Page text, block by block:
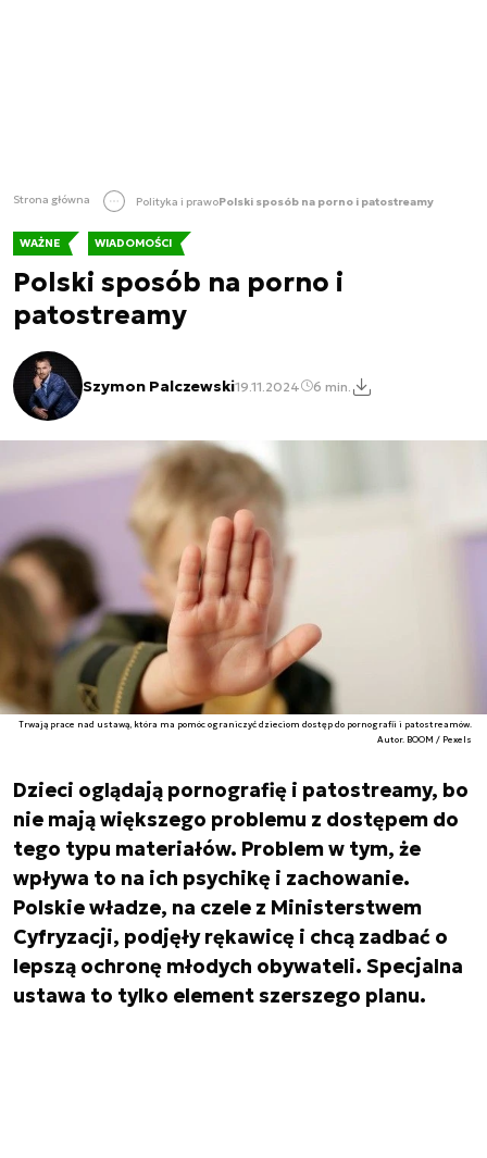
Strona główna Polityka i prawoPolski sposób na porno i patostreamy
WAŻNE WIADOMOŚCI
Polski sposób na porno i
patostreamy
Szymon Palczewski19.11.2024 6 min.
Trwają prace nad ustawą, która ma pomóc ograniczyć dzieciom dostęp do pornografii i patostreamów.
Autor. BOOM / Pexels
Dzieci oglądają pornografię i patostreamy, bo
nie mają większego problemu z dostępem do
tego typu materiałów. Problem w tym, że
wpływa to na ich psychikę i zachowanie.
Polskie władze, na czele z Ministerstwem
Cyfryzacji, podjęły rękawicę i chcą zadbać o
lepszą ochronę młodych obywateli. Specjalna
ustawa to tylko element szerszego planu.